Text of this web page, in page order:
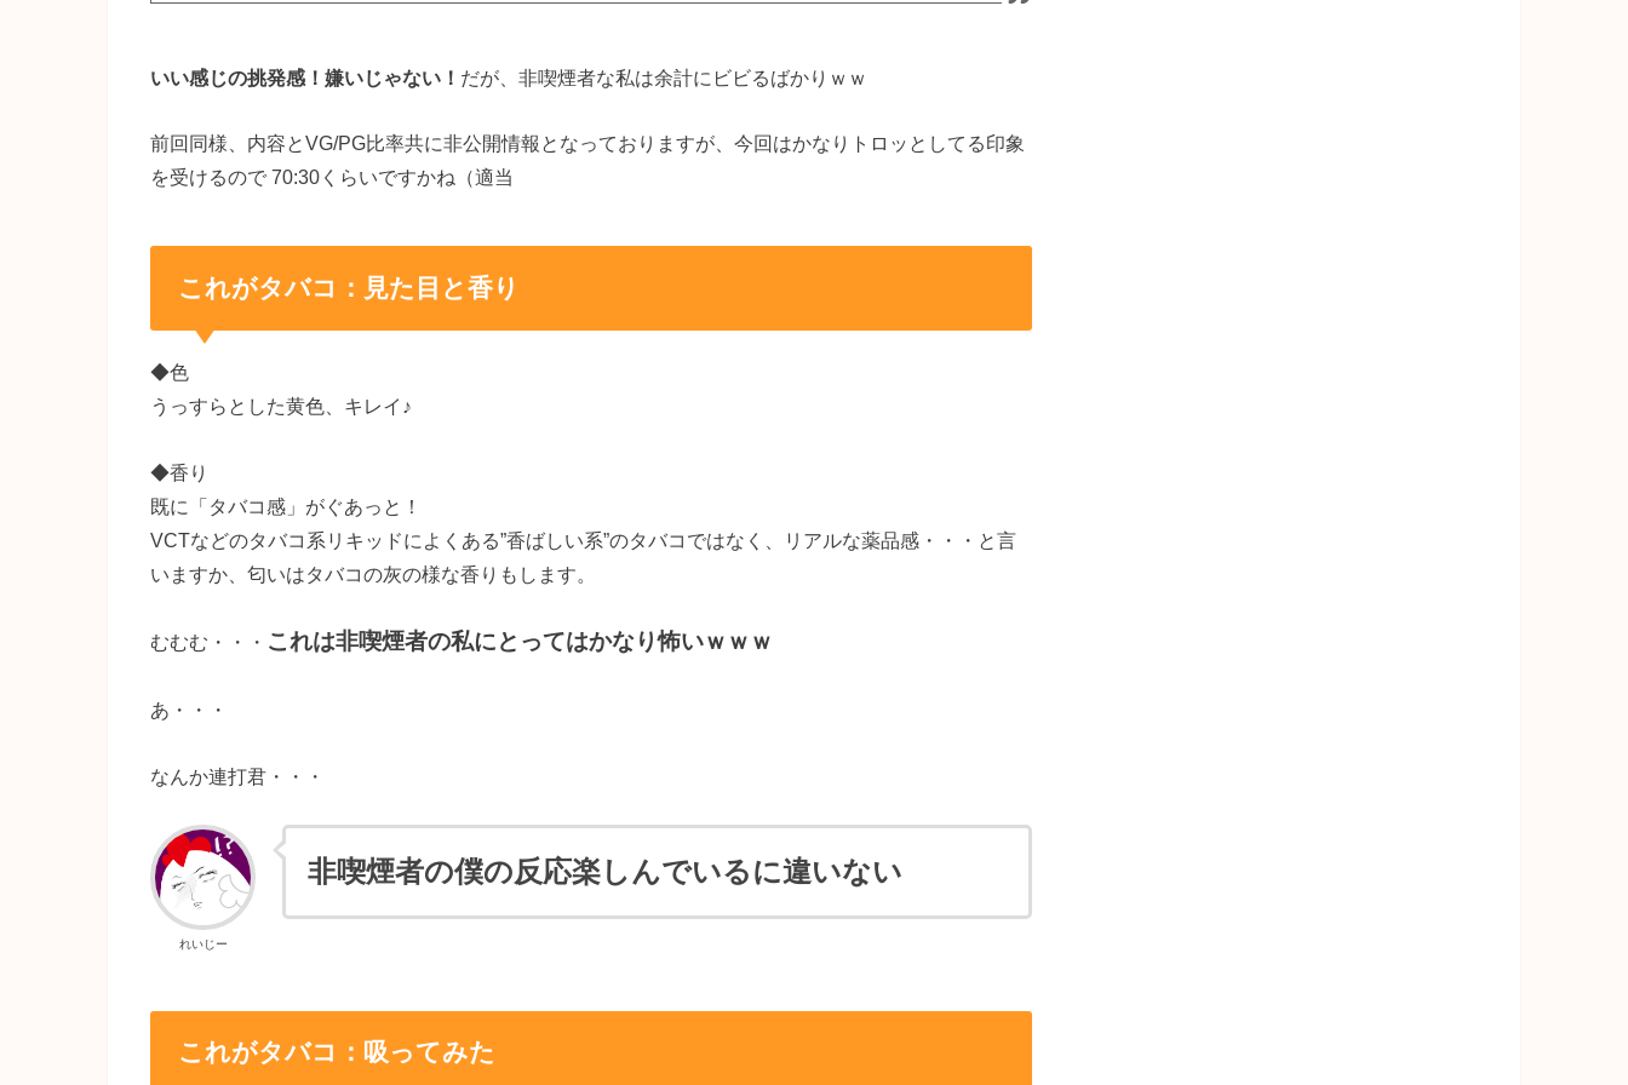
いい感じの挑発感！嫌いじゃない！ だが、非喫煙者な私は余計にビビるばかりｗｗ
前回同様、内容とVG/PG比率共に非公開情報となっておりますが、今回はかなりトロッとしてる印象
を受けるので 70:30くらいですかね（適当
これがタバコ：見た目と香り
◆色
うっすらとした黄色、キレイ♪
◆香り
既に「タバコ感」がぐあっと！
VCTなどのタバコ系リキッドによくある”香ばしい系”のタバコではなく、リアルな薬品感・・・と言
いますか、匂いはタバコの灰の様な香りもします。
むむむ・・・ これは非喫煙者の私にとってはかなり怖いｗｗｗ
あ・・・
なんか連打君・・・
れいじー
非喫煙者の僕の反応楽しんでいるに違いない
これがタバコ：吸ってみた